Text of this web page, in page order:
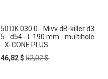
50.DK.030.0 - Mivv dB-killer d3
5 - d54 - L.190 mm - multihole
- X-CONE PLUS
Special
46,82 $ Regular
52,02 $